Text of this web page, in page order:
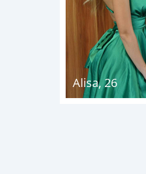
Alisa,26